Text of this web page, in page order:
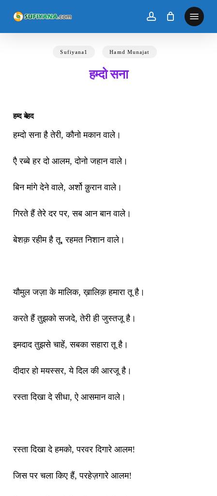
main
content
Sufiyana1 Hamd Munajat
हम्दो सना
हम्‍द बेहद
हम्दो सना है तेरी, कौनो मकान वाले।
एै रब्बे हर दो आलम, दोनो जहान वाले।
बिन मांगे देने वाले, अर्शो क़ुरान वाले।
गिरते हैं तेरे दर पर, सब आन बान वाले।
बेशक़ रहीम है तू, रहमत निशान वाले।
यौमुल जज़ा के मालिक, ख़ालिक़ हमारा तू है।
करते हैं तुझको सजदे, तेरी ही जुस्तजू है।
इमदाद तुझसे चाहें, सबका सहारा तू है।
दीदार हो मयस्सर, ये दिल की आरजू है।
रस्ता दिखा दे सीधा, ऐ आसमान वाले।
रस्ता दिखा दे हमको, परवर दिगारे आलम!
जिस पर चला किए हैं, परहेज़गारे आलम!